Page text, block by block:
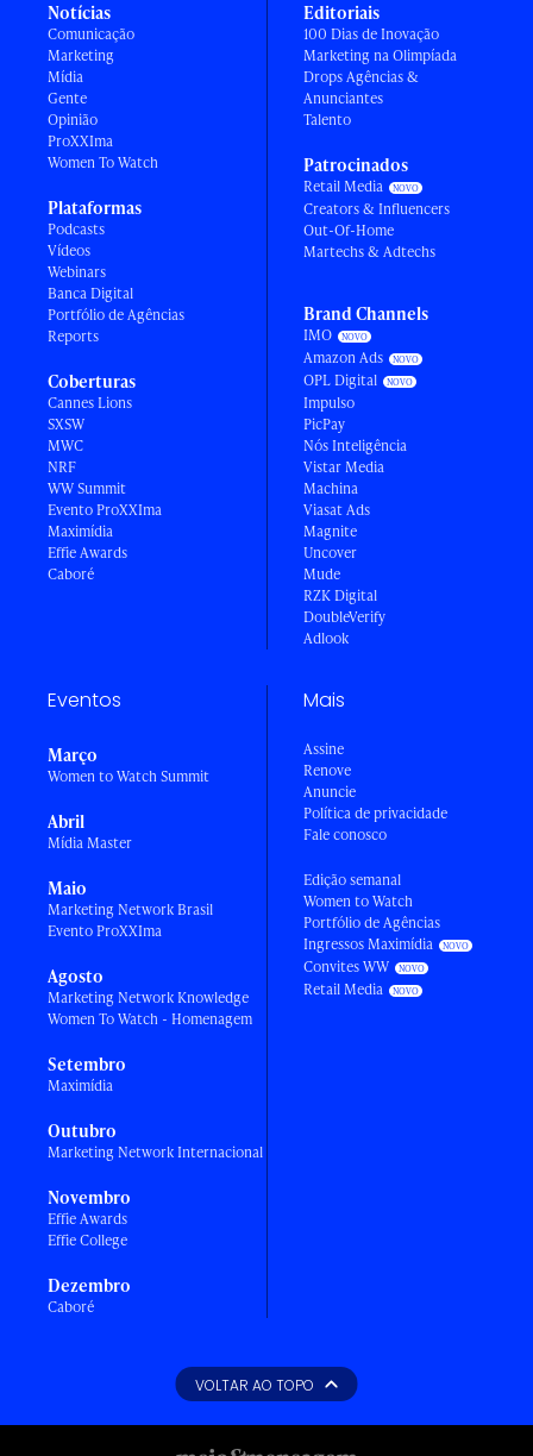
Notícias
Comunicação
Marketing
Mídia
Gente
Opinião
ProXXIma
Women To Watch
Plataformas
Podcasts
Vídeos
Webinars
Banca Digital
Portfólio de Agências
Reports
Coberturas
Cannes Lions
SXSW
MWC
NRF
WW Summit
Evento ProXXIma
Maximídia
Effie Awards
Caboré
Editoriais
100 Dias de Inovação
Marketing na Olimpíada
Drops Agências &
Anunciantes
Talento
Patrocinados
Retail Media
Creators & Influencers
Out-Of-Home
Martechs & Adtechs
Brand Channels
IMO
Amazon Ads
OPL Digital
Impulso
PicPay
Nós Inteligência
Vistar Media
Machina
Viasat Ads
Magnite
Uncover
Mude
RZK Digital
DoubleVerify
Adlook
Eventos
Março
Women to Watch Summit
Abril
Mídia Master
Maio
Marketing Network Brasil
Evento ProXXIma
Agosto
Marketing Network Knowledge
Women To Watch - Homenagem
Setembro
Maximídia
Outubro
Marketing Network Internacional
Novembro
Effie Awards
Effie College
Dezembro
Caboré
Mais
Assine
Renove
Anuncie
Política de privacidade
Fale conosco
Edição semanal
Women to Watch
Portfólio de Agências
Ingressos Maximídia
Convites WW
Retail Media
VOLTAR AO TOPO